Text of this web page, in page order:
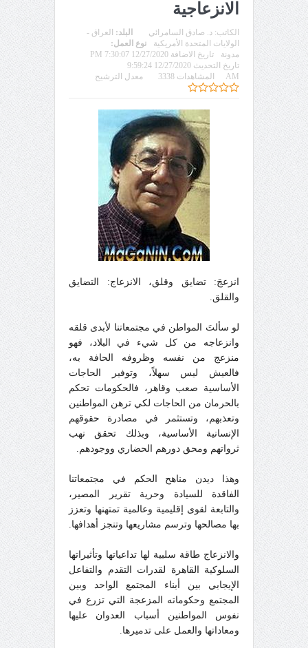
الانزعاجية
الكاتب: د. صادق السامرائي البلد: العراق -
الولايات المتحدة الأمريكية
نوع العمل:
مدونة
تاريخ الاضافة 12/27/2020 7:30:07 PM
تاريخ التحديث 12/27/2020 9:59:24
AM
المشاهدات 3338 معدل الترشيح
انزعجَ: تضايق وقلق، الانزعاج: التضايق
والقلق.
لو سألتَ المواطن في مجتمعاتنا لأبدى قلقه
وانزعاجه من كل شيء في البلاد، فهو
منزعج من نفسه وظروفه الحافة به،
فالعيش ليس سهلاً، وتوفير الحاجات
الأساسية صعب وقاهر، فالحكومات تحكم
بالحرمان من الحاجات لكي ترهن المواطنين
وتعذبهم، وتستثمر في مصادرة حقوقهم
الإنسانية الأساسية، وبذلك تحقق نهب
ثرواتهم ومحق دورهم الحضاري ووجودهم.
وهذا ديدن مناهح الحكم في مجتمعاتنا
الفاقدة للسيادة وحرية تقرير المصير،
والتابعة لقوى إقليمية وعالمية تمتهنها وتعزز
بها مصالحها وترسم مشاريعها وتنجز أهدافها.
والانزعاج طاقة سلبية لها تداعياتها وتأثيراتها
السلوكية القاهرة لقدرات التقدم والتفاعل
الإيجابي بين أبناء المجتمع الواحد وبين
المجتمع وحكوماته المزعجة التي تزرع في
نفوس المواطنين أسباب العدوان عليها
ومعاداتها والعمل على تدميرها.